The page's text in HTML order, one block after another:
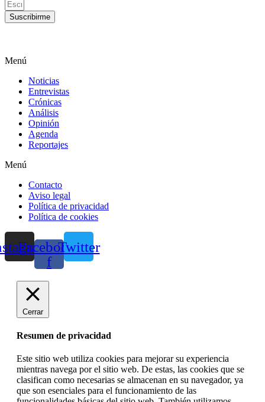
Suscribirme
Menú
Noticias
Entrevistas
Crónicas
Análisis
Opinión
Agenda
Reportajes
Menú
Contacto
Aviso legal
Política de privacidad
Política de cookies
Facebook-
f
Twitter
Cerrar
Resumen de privacidad
Este sitio web utiliza cookies para mejorar su experiencia
mientras navega por el sitio web. De estas, las cookies que se
clasifican como necesarias se almacenan en su navegador, ya
que son esenciales para el funcionamiento de las